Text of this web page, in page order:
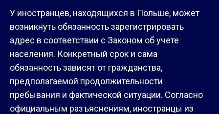
У иностранцев, находящихся в Польше, может
возникнуть обязанность зарегистрировать
адрес в соответствии с Законом об учете
населения. Конкретный срок и сама
обязанность зависят от гражданства,
предполагаемой продолжительности
пребывания и фактической ситуации. Согласно
официальным разъяснениям, иностранцы из